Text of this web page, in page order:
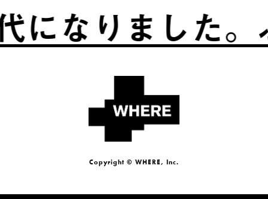
した。ふるさ
Copyright © WHERE, Inc.